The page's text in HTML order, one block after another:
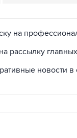
на
рассылку
новости